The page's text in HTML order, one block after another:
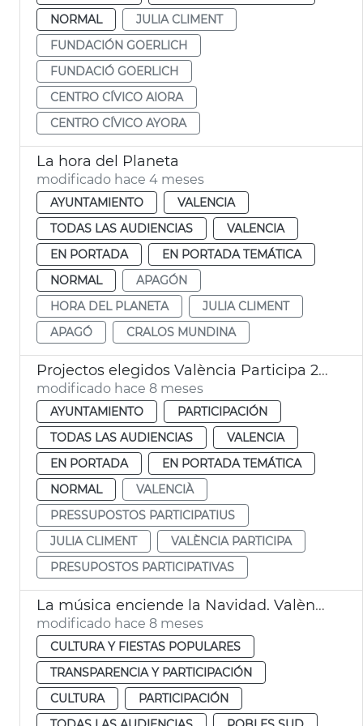
NORMAL
JULIA CLIMENT
FUNDACIÓN GOERLICH
FUNDACIÓ GOERLICH
CENTRO CÍVICO AIORA
CENTRO CÍVICO AYORA
La hora del Planeta
modificado hace 4 meses
AYUNTAMIENTO
VALENCIA
TODAS LAS AUDIENCIAS
VALENCIA
EN PORTADA
EN PORTADA TEMÁTICA
NORMAL
APAGÓN
HORA DEL PLANETA
JULIA CLIMENT
APAGÓ
CRALOS MUNDINA
Projectos elegidos València Participa 2025-2026
modificado hace 8 meses
AYUNTAMIENTO
PARTICIPACIÓN
TODAS LAS AUDIENCIAS
VALENCIA
EN PORTADA
EN PORTADA TEMÁTICA
NORMAL
VALENCIÀ
PRESSUPOSTOS PARTICIPATIUS
JULIA CLIMENT
VALÈNCIA PARTICIPA
PRESUPOSTOS PARTICIPATIVAS
La música enciende la Navidad. València
modificado hace 8 meses
CULTURA Y FIESTAS POPULARES
TRANSPARENCIA Y PARTICIPACIÓN
CULTURA
PARTICIPACIÓN